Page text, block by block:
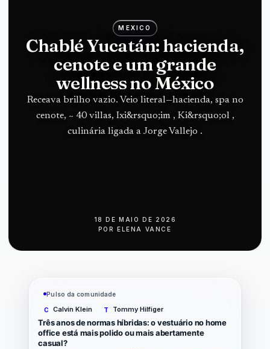
MEXICO
Chablé Yucatán: hacienda,
cenote e um grande
wellness no México
Receava brilho vazio. Veio literal—hacienda, spa no
cenote, ~ 40 villas, Ixi&rsquo;im , Ki&rsquo;ol ,
culinária ligada a Jorge Vallejo .
18 DE MAIO DE 2026
POR ELENA VANCE
Pulso da comunidade
C Calvin Klein T Tommy Hilfiger
Três anos de normas híbridas: o vestuário no home
office está mais polido ou mais abertamente
casual?